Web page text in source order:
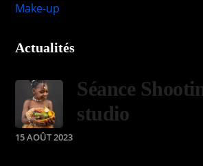
Make-up
Actualités
Séance
studio
15 AOÛT 2023